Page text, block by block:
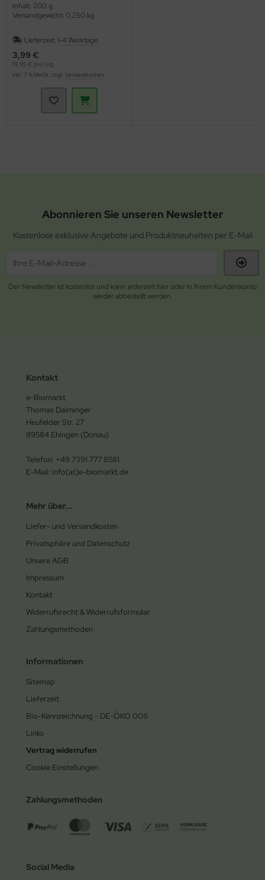
Inhalt: 200 g
Versandgewicht: 0,250 kg
Lieferzeit: 1-4 Werktage
3,99 €
19,95 € pro 1 kg
inkl. 7 % MwSt. zzgl. Versandkosten
Abonnieren Sie unseren Newsletter
Kostenlose exklusive Angebote und Produktneuheiten per E-Mail
Der Newsletter ist kostenlos und kann jederzeit hier oder in Ihrem Kundenkonto
wieder abbestellt werden.
Kontakt
e-Biomarkt
Thomas Daiminger
Heufelder Str. 27
89584 Ehingen (Donau)
Telefon: +49 7391 777 8581
E-Mail: info(at)e-biomarkt.de
Mehr über...
Liefer- und Versandkosten
Privatsphäre und Datenschutz
Unsere AGB
Impressum
Kontakt
Widerrufsrecht & Widerrufsformular
Zahlungsmethoden
Informationen
Sitemap
Lieferzeit
Bio-Kennzeichnung - DE-ÖKO 006
Links
Vertrag widerrufen
Cookie Einstellungen
Zahlungsmethoden
Social Media